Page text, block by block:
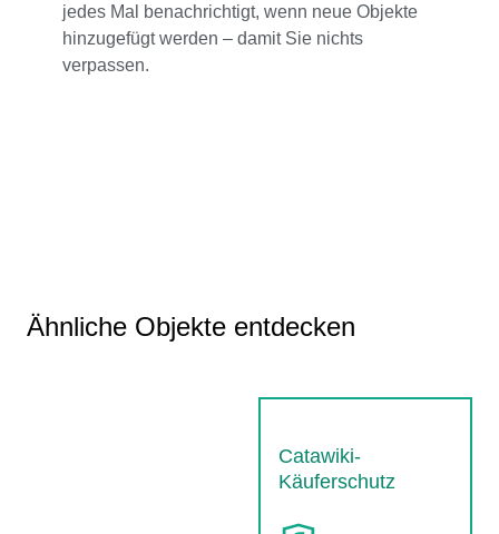
jedes Mal benachrichtigt, wenn neue Objekte
hinzugefügt werden – damit Sie nichts
verpassen.
Ähnliche Objekte entdecken
Catawiki-
Käuferschutz